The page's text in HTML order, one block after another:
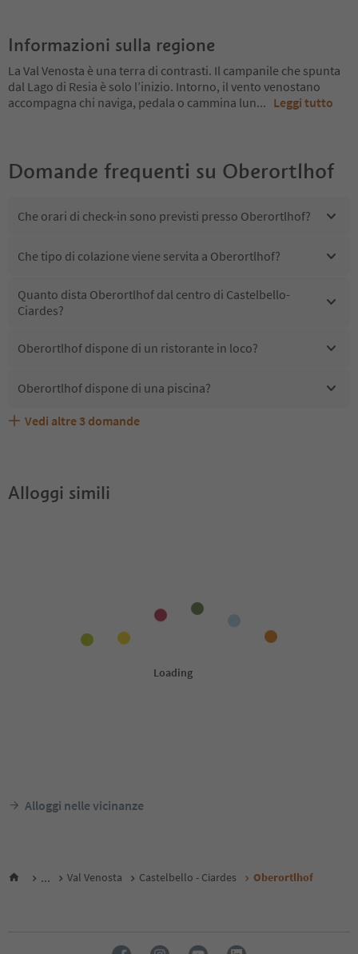
Informazioni sulla regione
La Val Venosta è una terra di contrasti. Il campanile che spunta
dal Lago di Resia è solo l’inizio. Intorno, il vento venostano
accompagna chi naviga, pedala o cammina lun... Leggi tutto
Domande frequenti su Oberortlhof
Che orari di check-in sono previsti presso Oberortlhof?
Che tipo di colazione viene servita a Oberortlhof?
Quanto dista Oberortlhof dal centro di Castelbello-
Ciardes?
Oberortlhof dispone di un ristorante in loco?
Oberortlhof dispone di una piscina?
Oberortlhof accetta animali domestici?
Quali servizi/attività sono disponibili presso
Gli ospiti di Oberortlhof ricevono l'Alto Adige Guest Pass?
Vedi altre 3 domande
Alloggi simili
Alloggi nelle vicinanze
... Val Venosta Castelbello - Ciardes Oberortlhof